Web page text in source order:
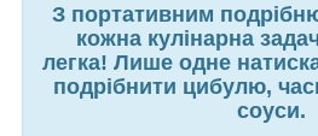
З портативним
кожна кулінарна
легка! Лише одне
подрібнити цибулю,
соуси.